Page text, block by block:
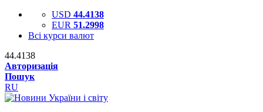
USD 44.4138
EUR 51.2998
Всі курси валют
44.4138
Авторизація
Пошук
RU